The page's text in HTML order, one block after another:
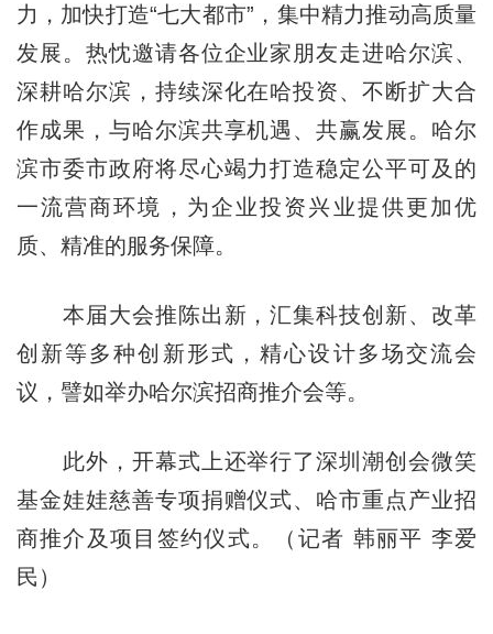
力，加快打造“七大都市”，集中精力推动高质量
发展。热忱邀请各位企业家朋友走进哈尔滨、
深耕哈尔滨，持续深化在哈投资、不断扩大合
作成果，与哈尔滨共享机遇、共赢发展。哈尔
滨市委市政府将尽心竭力打造稳定公平可及的
一流营商环境，为企业投资兴业提供更加优
质、精准的服务保障。
本届大会推陈出新，汇集科技创新、改革
创新等多种创新形式，精心设计多场交流会
议，譬如举办哈尔滨招商推介会等。
此外，开幕式上还举行了深圳潮创会微笑
基金娃娃慈善专项捐赠仪式、哈市重点产业招
商推介及项目签约仪式。（记者 韩丽平 李爱
民）